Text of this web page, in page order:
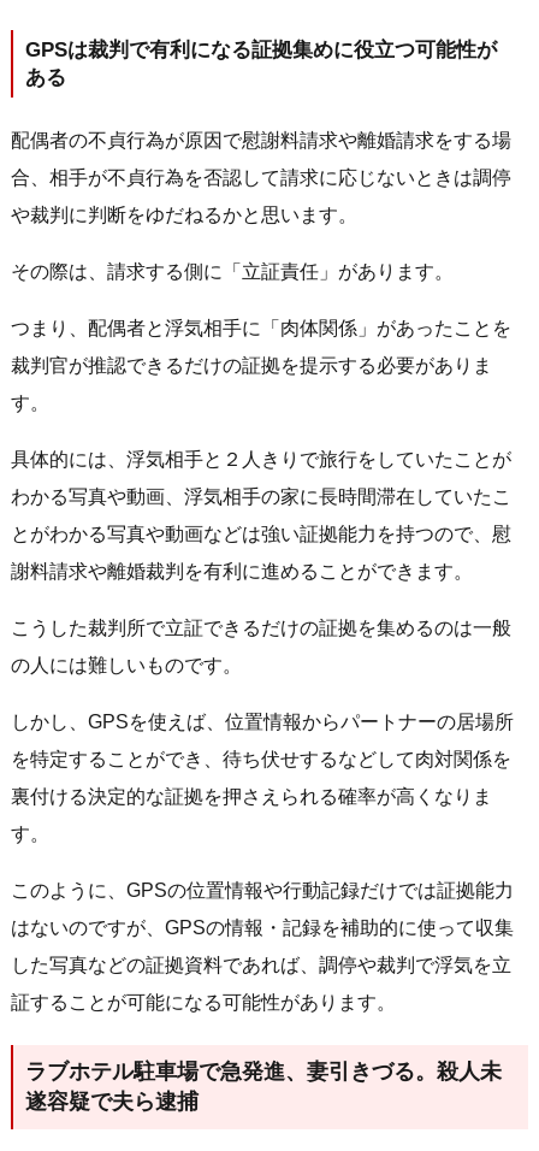
GPSは裁判で有利になる証拠集めに役立つ可能性が
ある
配偶者の不貞行為が原因で慰謝料請求や離婚請求をする場
合、相手が不貞行為を否認して請求に応じないときは調停
や裁判に判断をゆだねるかと思います。
その際は、請求する側に「立証責任」があります。
つまり、配偶者と浮気相手に「肉体関係」があったことを
裁判官が推認できるだけの証拠を提示する必要がありま
す。
具体的には、浮気相手と２人きりで旅行をしていたことが
わかる写真や動画、浮気相手の家に長時間滞在していたこ
とがわかる写真や動画などは強い証拠能力を持つので、慰
謝料請求や離婚裁判を有利に進めることができます。
こうした裁判所で立証できるだけの証拠を集めるのは一般
の人には難しいものです。
しかし、GPSを使えば、位置情報からパートナーの居場所
を特定することができ、待ち伏せするなどして肉対関係を
裏付ける決定的な証拠を押さえられる確率が高くなりま
す。
このように、 GPSの位置情報や行動記録だけでは証拠能力
はないのですが、 GPSの情報・記録を補助的に使って収集
した写真などの証拠資料であれば、調停や裁判で浮気を立
証することが可能になる可能性があります。
ラブホテル駐車場で急発進、妻引きづる。殺人未
遂容疑で夫ら逮捕